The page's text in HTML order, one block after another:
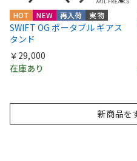
HOT NEW 再入荷 実物
SWIFT OG ポータブル ギアス
タンド
￥29,000
在庫あり
新商品を